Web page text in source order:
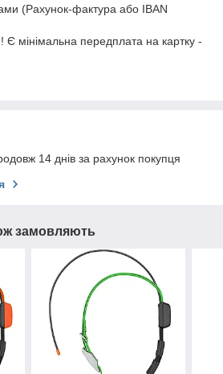
(Рахунок-фактура або IBAN
Є мінімальна передплата на картку -
14 днів за рахунок покупця
замовляють